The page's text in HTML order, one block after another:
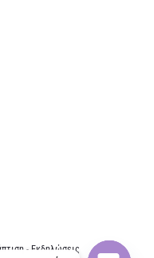
- Εκδηλώσεις